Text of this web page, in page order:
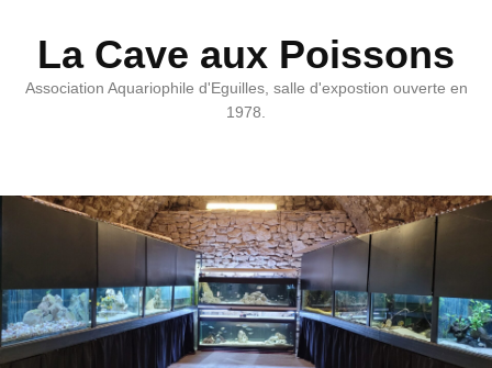
La Cave aux Poissons
Association Aquariophile d'Eguilles, salle d'expostion ouverte en
1978.